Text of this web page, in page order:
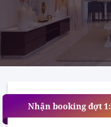
Nhận booking đợt 1: